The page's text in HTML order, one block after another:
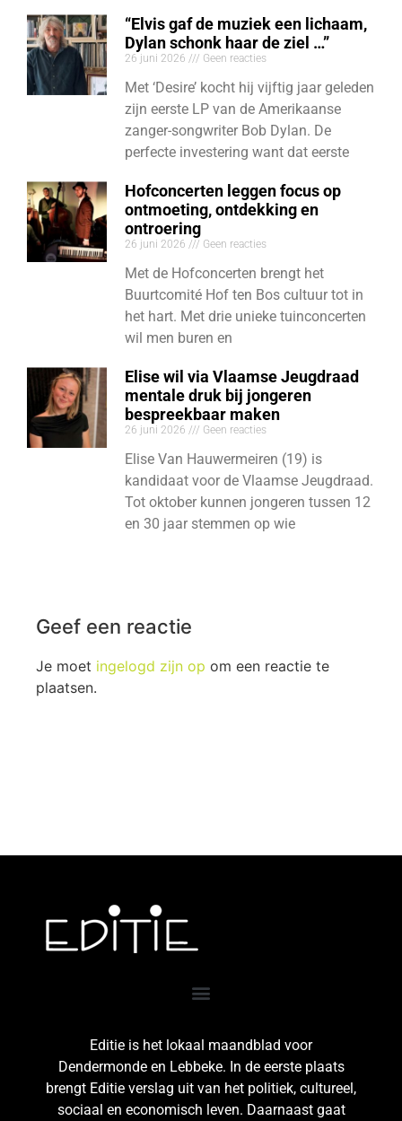
“Elvis gaf de muziek een lichaam,
Dylan schonk haar de ziel …”
26 juni 2026 Geen reacties
Met ‘Desire’ kocht hij vijftig jaar geleden
zijn eerste LP van de Amerikaanse
zanger-songwriter Bob Dylan. De
perfecte investering want dat eerste
Hofconcerten leggen focus op
ontmoeting, ontdekking en
ontroering
26 juni 2026 Geen reacties
Met de Hofconcerten brengt het
Buurtcomité Hof ten Bos cultuur tot in
het hart. Met drie unieke tuinconcerten
wil men buren en
Elise wil via Vlaamse Jeugdraad
mentale druk bij jongeren
bespreekbaar maken
26 juni 2026 Geen reacties
Elise Van Hauwermeiren (19) is
kandidaat voor de Vlaamse Jeugdraad.
Tot oktober kunnen jongeren tussen 12
en 30 jaar stemmen op wie
Geef een reactie
Je moet ingelogd zijn op om een reactie te
plaatsen.
Editie is het lokaal maandblad voor
Dendermonde en Lebbeke. In de eerste plaats
brengt Editie verslag uit van het politiek, cultureel,
sociaal en economisch leven. Daarnaast gaat